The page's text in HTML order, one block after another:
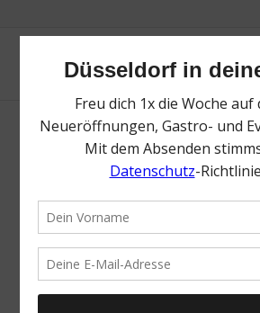
stock-photo-christmas-